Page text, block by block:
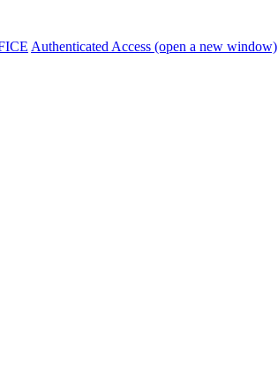
Authenticated Access (open a new window)